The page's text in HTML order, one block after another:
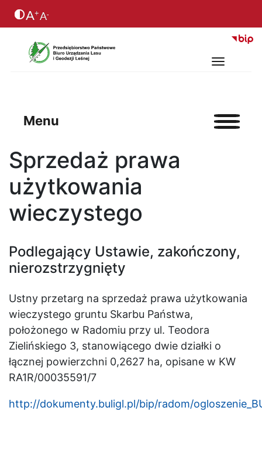
Menu
Sprzedaż prawa
użytkowania
wieczystego
Podlegający Ustawie, zakończony,
nierozstrzygnięty
Ustny przetarg na sprzedaż prawa użytkowania
wieczystego gruntu Skarbu Państwa,
położonego w Radomiu przy ul. Teodora
Zielińskiego 3, stanowiącego dwie działki o
łącznej powierzchni 0,2627 ha, opisane w KW
RA1R/00035591/7
http://dokumenty.buligl.pl/bip/radom/